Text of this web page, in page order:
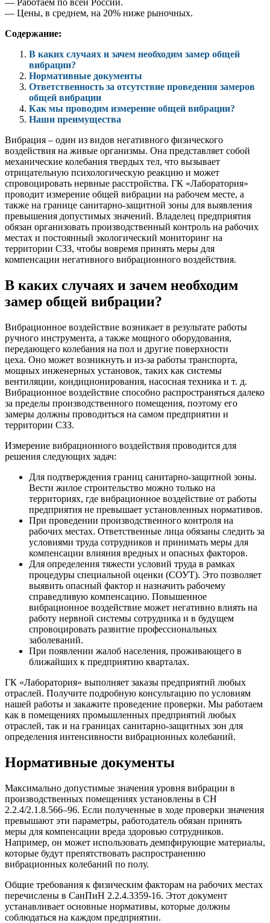
— Работаем по всей России.
— Цены, в среднем, на 20% ниже рыночных.
Содержание:
В каких случаях и зачем необходим замер общей
вибрации?
Нормативные документы
Ответственность за отсутствие проведения замеров
общей вибрации
Как мы проводим измерение общей вибрации?
Наши преимущества
Вибрация – один из видов негативного физического
воздействия на живые организмы. Она представляет собой
механические колебания твердых тел, что вызывает
отрицательную психологическую реакцию и может
спровоцировать нервные расстройства. ГК «Лаборатория»
проводит измерение общей вибрации на рабочем месте, а
также на границе санитарно-защитной зоны для выявления
превышения допустимых значений. Владелец предприятия
обязан организовать производственный контроль на рабочих
местах и постоянный экологический мониторинг на
территории СЗЗ, чтобы вовремя принять меры для
компенсации негативного вибрационного воздействия.
В каких случаях и зачем необходим
замер общей вибрации?
Вибрационное воздействие возникает в результате работы
ручного инструмента, а также мощного оборудования,
передающего колебания на пол и другие поверхности
цеха. Оно может возникнуть и из-за работы транспорта,
мощных инженерных установок, таких как системы
вентиляции, кондиционирования, насосная техника и т. д.
Вибрационное воздействие способно распространяться далеко
за пределы производственного помещения, поэтому его
замеры должны проводиться на самом предприятии и
территории СЗЗ.
Измерение вибрационного воздействия проводится для
решения следующих задач:
Для подтверждения границ санитарно-защитной зоны.
Вести жилое строительство можно только на
территориях, где вибрационное воздействие от работы
предприятия не превышает установленных нормативов.
При проведении производственного контроля на
рабочих местах. Ответственные лица обязаны следить за
условиями труда сотрудников и принимать меры для
компенсации влияния вредных и опасных факторов.
Для определения тяжести условий труда в рамках
процедуры специальной оценки (СОУТ). Это позволяет
выявить опасный фактор и назначить рабочему
справедливую компенсацию. Повышенное
вибрационное воздействие может негативно влиять на
работу нервной системы сотрудника и в будущем
спровоцировать развитие профессиональных
заболеваний.
При появлении жалоб населения, проживающего в
ближайших к предприятию кварталах.
ГК «Лаборатория» выполняет заказы предприятий любых
отраслей. Получите подробную консультацию по условиям
нашей работы и закажите проведение проверки. Мы работаем
как в помещениях промышленных предприятий любых
отраслей, так и на границах санитарно-защитных зон для
определения интенсивности вибрационных колебаний.
Нормативные документы
Максимально допустимые значения уровня вибрации в
производственных помещениях установлены в СН
2.2.4/2.1.8.566–96. Если полученные в ходе проверки значения
превышают эти параметры, работодатель обязан принять
меры для компенсации вреда здоровью сотрудников.
Например, он может использовать демпфирующие материалы,
которые будут препятствовать распространению
вибрационных колебаний по полу.
Общие требования к физическим факторам на рабочих местах
перечислены в СанПиН 2.2.4.3359-16. Этот документ
устанавливает основные нормативы, которые должны
соблюдаться на каждом предприятии.